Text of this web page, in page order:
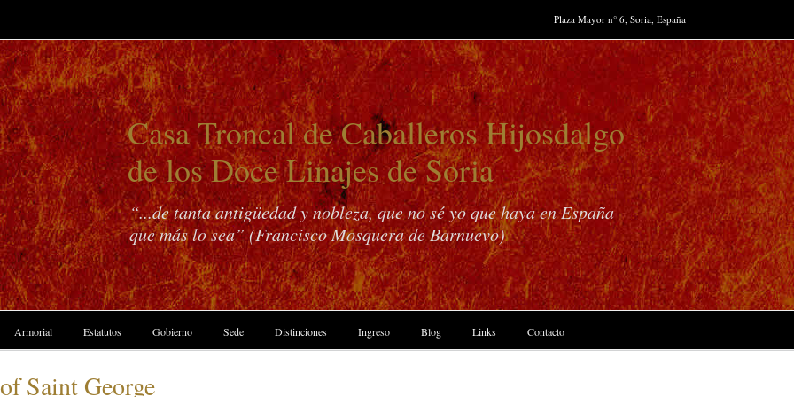
Plaza Mayor n° 6, Soria, España
Casa Troncal de Caballeros Hijosdalgo
de los Doce Linajes de Soria
“...de tanta antigüedad y nobleza, que no sé yo que haya en España
que más lo sea” (Francisco Mosquera de Barnuevo)
Armorial Estatutos Gobierno Sede Distinciones Ingreso Blog Links Contacto
Saint George